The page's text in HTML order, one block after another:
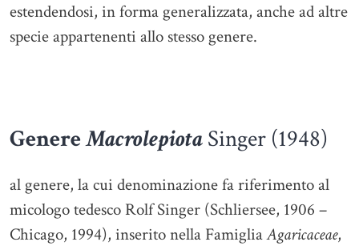
estendendosi, in forma generalizzata, anche ad altre
specie appartenenti allo stesso genere.
GenereMacrolepiotaSinger (1948)
al genere, la cui denominazione fa riferimento al
micologo tedesco Rolf Singer (Schliersee, 1906 –
Chicago, 1994), inserito nella FamigliaAgaricaceae,